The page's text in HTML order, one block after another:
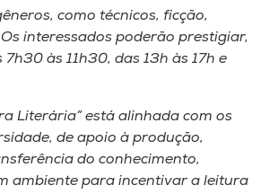
como técnicos, ficção,
interessados poderão prestigiar,
às 11h30, das 13h às 17h e
Literária” está alinhada com os
de apoio à produção,
do conhecimento,
ambiente para incentivar a leitura